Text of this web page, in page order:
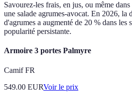
Savourez-les frais, en jus, ou même dans
une salade agrumes-avocat. En 2026, la
d'agrumes a augmenté de 20 % dans les
popularité persistante.
Armoire 3 portes Palmyre
Camif FR
549.00 EURVoir le prix